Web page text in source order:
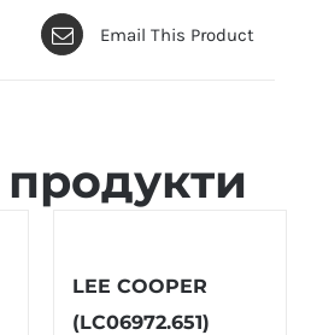
Email This Product
LEE COOPER
(LC06972.651)